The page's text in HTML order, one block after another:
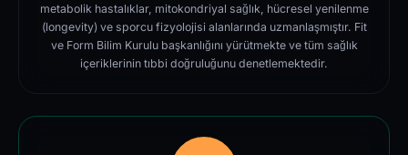
metabolik hastalıklar, mitokondriyal sağlık, hücresel yenilenme
(longevity) ve sporcu fizyolojisi alanlarında uzmanlaşmıştır. Fit
ve Form Bilim Kurulu başkanlığını yürütmekte ve tüm sağlık
içeriklerinin tıbbi doğruluğunu denetlemektedir.